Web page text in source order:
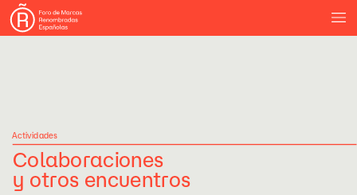
Colaboraciones
y otros encuentros
Actividades